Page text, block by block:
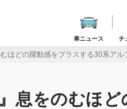
車ニュース チ
ほどの躍動感をプラスする30系ア
息をのむほ